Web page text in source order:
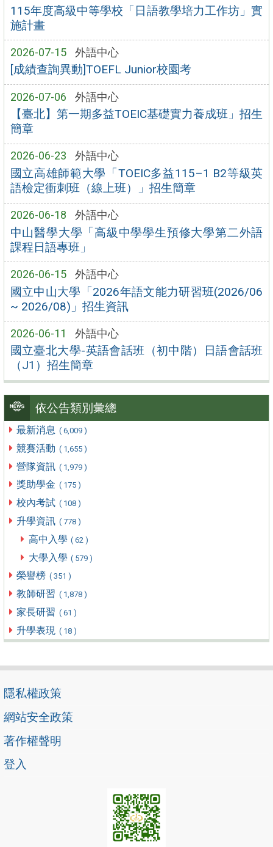
115年度高級中等學校「日語教學培力工作坊」實
施計畫
2026-07-15 外語中心
[成績查詢異動]TOEFL Junior校園考
2026-07-06 外語中心
【臺北】第一期多益TOEIC基礎實力養成班」招生
簡章
2026-06-23 外語中心
國立高雄師範大學「TOEIC多益115–1 B2等級英
語檢定衝刺班（線上班）」招生簡章
2026-06-18 外語中心
中山醫學大學「高級中學學生預修大學第二外語
課程日語專班」
2026-06-15 外語中心
國立中山大學「2026年語文能力研習班(2026/06
~ 2026/08)」招生資訊
2026-06-11 外語中心
國立臺北大學-英語會話班（初中階）日語會話班
（J1）招生簡章
依公告類別彙總
最新消息 ( 6,009 )
競賽活動 ( 1,655 )
營隊資訊 ( 1,979 )
獎助學金 ( 175 )
校內考試 ( 108 )
升學資訊 ( 778 )
高中入學 ( 62 )
大學入學 ( 579 )
榮譽榜 ( 351 )
教師研習 ( 1,878 )
家長研習 ( 61 )
升學表現 ( 18 )
隱私權政策
網站安全政策
著作權聲明
登入